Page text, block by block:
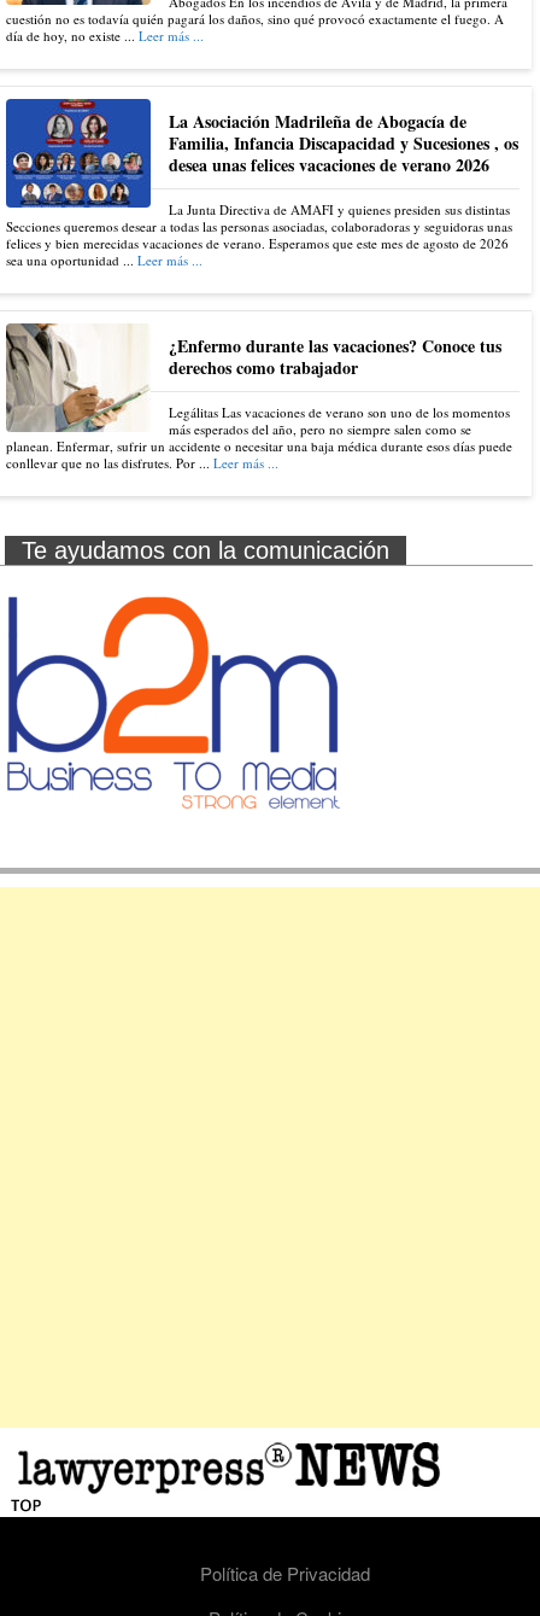
cuestión no es todavía quién pagará los daños, sino qué provocó exactamente el fuego. A
día de hoy, no existe ... Leer más ...
La Asociación Madrileña de Abogacía de
Familia, Infancia Discapacidad y Sucesiones , os
desea unas felices vacaciones de verano 2026
La Junta Directiva de AMAFI y quienes presiden sus distintas
Secciones queremos desear a todas las personas asociadas, colaboradoras y seguidoras unas
felices y bien merecidas vacaciones de verano. Esperamos que este mes de agosto de 2026
sea una oportunidad ... Leer más ...
¿Enfermo durante las vacaciones? Conoce tus
derechos como trabajador
Legálitas Las vacaciones de verano son uno de los momentos
más esperados del año, pero no siempre salen como se
planean. Enfermar, sufrir un accidente o necesitar una baja médica durante esos días puede
conllevar que no las disfrutes. Por ... Leer más ...
Te ayudamos con la comunicación
Política de Privacidad